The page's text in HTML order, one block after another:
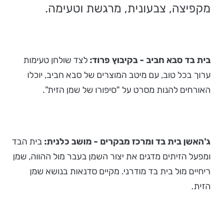
מקפיצה, צבעונית, מרגשת וטעימה.
בית בד סבא חביב - בקיבוץ פרוד: לצד שולחן טעימות
ערוך בכל טוב, עם מיטב המוצרים של סבא חביב, יוכלו
האורחים להנות מסרט על "סיפורו של שמן הזית".
ג'האשן בית בד ומרכז מבקרים - מושב כלנית: בית הבד
ומפעל הזיתים מדגים את יצור השמן בעבר מול ההווה, שמן
ריחיים מול בית בד מודרני. מקיים סדנאות בנושא שמן
הזית.